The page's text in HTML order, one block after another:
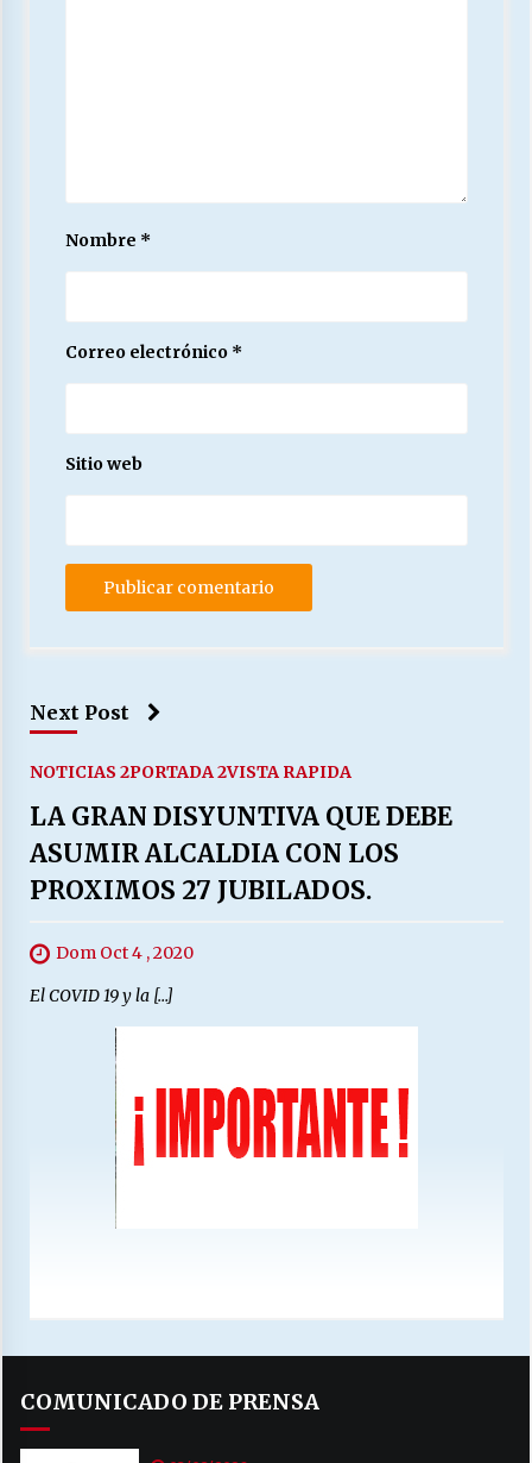
Nombre *
Correo electrónico *
Sitio web
Next Post
NOTICIAS 2PORTADA 2VISTA RAPIDA
LA GRAN DISYUNTIVA QUE DEBE
ASUMIR ALCALDIA CON LOS
PROXIMOS 27 JUBILADOS.
Dom Oct 4 , 2020
El COVID 19 y la […]
COMUNICADO DE PRENSA